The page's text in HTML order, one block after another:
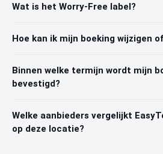
Wat is het Worry-Free label?
Hoe kan ik mijn boeking wijzigen
Binnen welke termijn wordt mijn
bevestigd?
Welke aanbieders vergelijkt
op deze locatie?